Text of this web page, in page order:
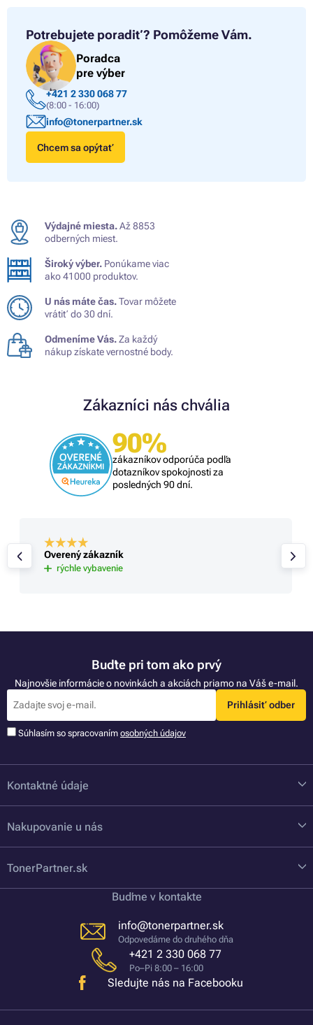
Potrebujete poradiť? Pomôžeme Vám.
Poradca
pre výber
+421 2 330 068 77
(8:00 - 16:00)
info@tonerpartner.sk
Chcem sa opýtať
Výdajné miesta.Až 8853
odberných miest.
Široký výber. Ponúkame viac
ako 41000 produktov.
U nás máte čas.Tovar môžete
vrátiť do 30 dní.
Odmeníme Vás.Za každý
nákup získate vernostné body.
Zákazníci nás chvália
90%
zákazníkov odporúča podľa
dotazníkov spokojnosti za
posledných 90 dní.
Overený zákazník
rýchle vybavenie
Buďte pri tom ako prvý
Najnovšie informácie o novinkách a akciách priamo na Váš e-mail.
Prihlásiť odber
Súhlasím so spracovaním osobných údajov
Kontaktné údaje
Nakupovanie u nás
TonerPartner.sk
Buďme v kontakte
info@tonerpartner.sk
Odpovedáme do druhého dňa
+421 2 330 068 77
Po–Pi 8:00 – 16:00
Sledujte nás na Facebooku